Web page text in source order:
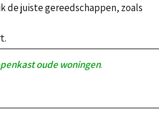
de juiste gereedschappen, zoals
oude woningen.